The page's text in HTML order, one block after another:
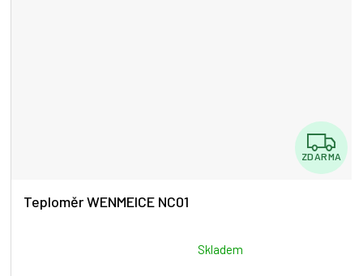
Z
D
ZDARMA
Teploměr WENMEICE NC01
Skladem